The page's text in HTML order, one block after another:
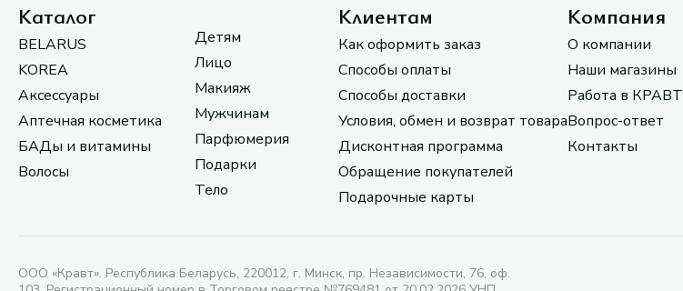
Каталог
BELARUS
KOREA
Аксессуары
Аптечная косметика
БАДы и витамины
Волосы
Детям
Лицо
Макияж
Мужчинам
Парфюмерия
Подарки
Тело
Клиентам
Как оформить заказ
Способы оплаты
Способы доставки
Условия, обмен и возврат товара
Дисконтная программа
Обращение покупателей
Подарочные карты
Компания
О компании
Наши магазины
Работа в КРАВТ
Вопрос-ответ
Контакты
ООО «Кравт». Республика Беларусь, 220012, г. Минск, пр. Независимости, 76, оф.